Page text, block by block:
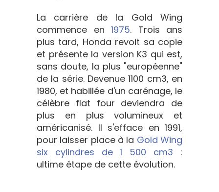
La carrière de la Gold Wing
commence en 1975. Trois ans
plus tard, Honda revoit sa copie
et présente la version K3 qui est,
sans doute, la plus "européenne"
de la série. Devenue 1100 cm3, en
1980, et habillée d'un carénage, le
célèbre flat four deviendra de
plus en plus volumineux et
américanisé. Il s'efface en 1991,
pour laisser place à la Gold Wing
six cylindres de 1 500 cm3 :
ultime étape de cette évolution.